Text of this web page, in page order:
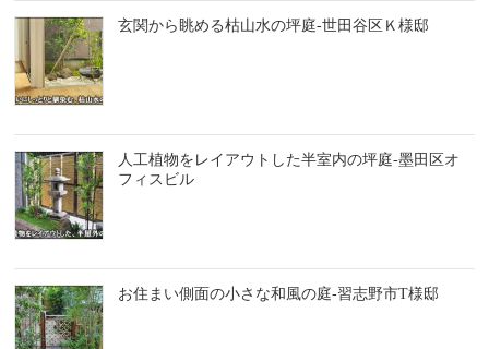
玄関から眺める枯山水の坪庭-世田谷区Ｋ様邸
人工植物をレイアウトした半室内の坪庭-墨田区オ
フィスビル
お住まい側面の小さな和風の庭-習志野市T様邸